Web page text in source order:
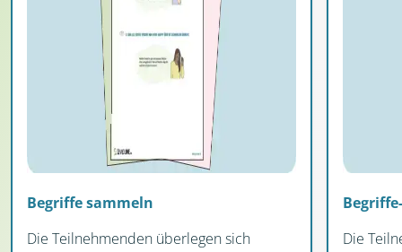
Begriffe sammeln
Die Teilnehmenden überlegen sich
Die